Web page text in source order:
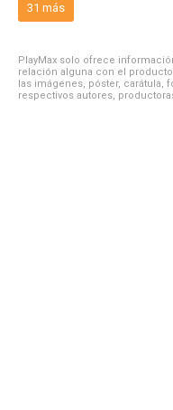
31 más
PlayMax solo ofrece
relación alguna con el
las imágenes, póster, carátula,
respectivos autores,